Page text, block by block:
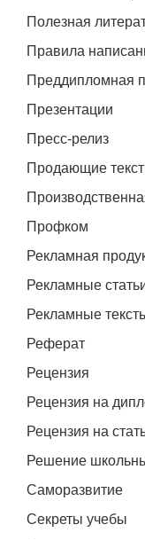
Полезная
Правила
Преддипломная
Презентации
Пресс-релиз
Продающие
Профком
Рекламная
Рекламные
Рекламные
Реферат
Рецензия
Рецензия на
Рецензия на
Решение
Саморазвитие
Секреты учебы